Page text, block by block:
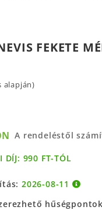
FEKETE
alapján)
A rendeléstől
DÍJ: 990 FT-TÓL
2026-08-11